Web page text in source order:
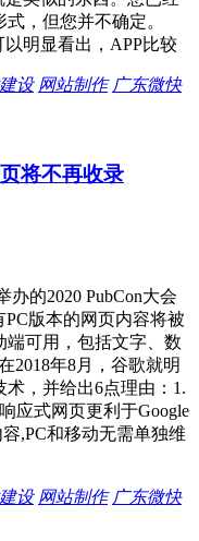
，但您并不确定。
以明显看出，APP比较
设 网站制作 广东微快
将不再收录
办的2020 PubCon大会
PC版本的网页内容将被
端可用，包括文字、数
2018年8月，谷歌就明
，并给出6点理由：1.
应式网页更利于Google
,PC和移动无需单独维
设 网站制作 广东微快